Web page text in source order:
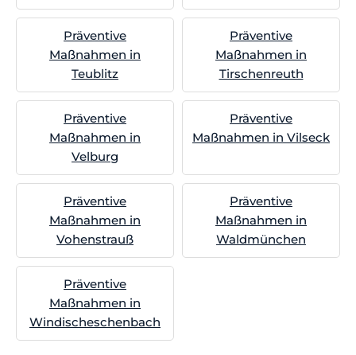
Präventive
Maßnahmen in
Teublitz
Präventive
Maßnahmen in
Tirschenreuth
Präventive
Maßnahmen in
Velburg
Präventive
Maßnahmen in Vilseck
Präventive
Maßnahmen in
Vohenstrauß
Präventive
Maßnahmen in
Waldmünchen
Präventive
Maßnahmen in
Windischeschenbach